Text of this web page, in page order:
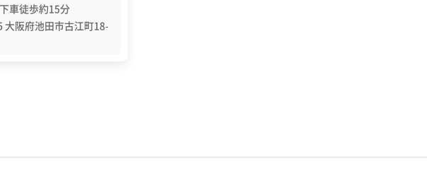
車徒歩約15分
大阪府池田市古江町18-